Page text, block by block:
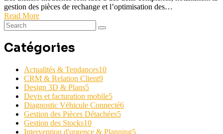
gestion des pièces de rechange et l’optimisation des…
Read More
Catégories
Actualités & Tendances10
CRM & Relation Client9
Design 3D & Plans5
Devis et facturation mobile5
Diagnostic Véhicule Connecté6
Gestion des Pièces Détachées5
Gestion des Stocks10
Intervention d'urgence & Planning5